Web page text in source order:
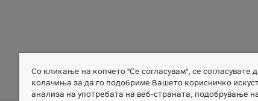
Member of
Со кликање на копчето "Се согласувам", се согласувате
колачиња за да го подобриме Вашето корисничко
анализа на употребата на веб-страната, подобрување